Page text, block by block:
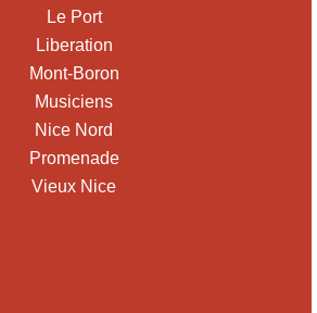
Le Port
Liberation
Mont-Boron
Musiciens
Nice Nord
Promenade
Vieux Nice